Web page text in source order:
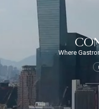
Where